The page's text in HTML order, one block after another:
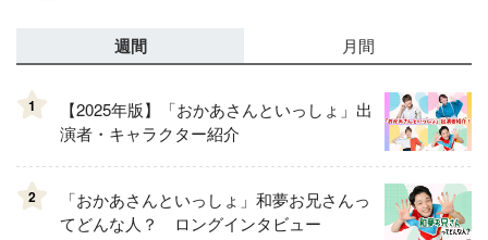
週間 月間
1
【2025年版】「おかあさんといっしょ」出
演者・キャラクター紹介
2
「おかあさんといっしょ」和夢お兄さんっ
てどんな人？ ロングインタビュー